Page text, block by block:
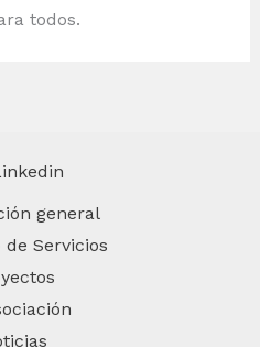
todos.
general
Servicios